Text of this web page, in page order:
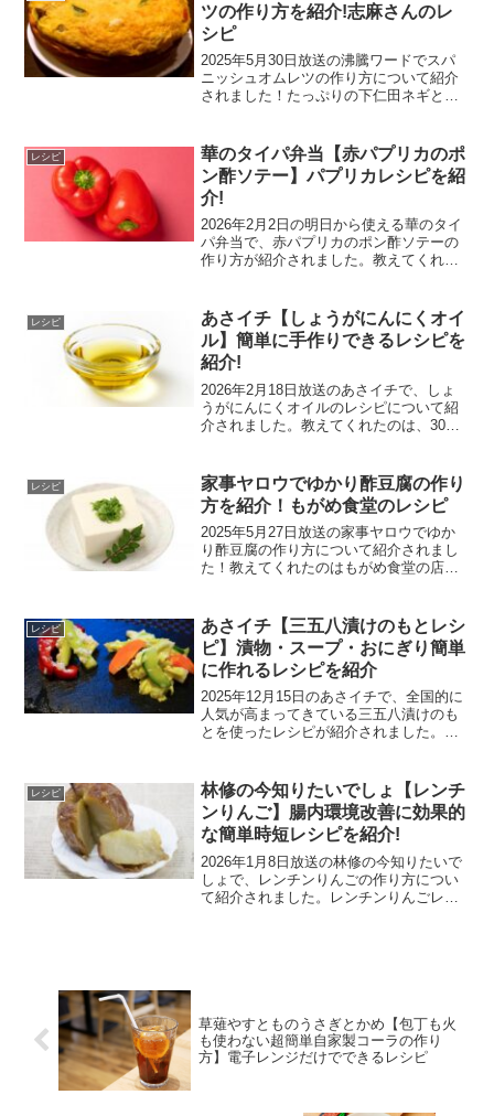
ツの作り方を紹介!志麻さんのレ
シピ
2025年5月30日放送の沸騰ワードでスパ
ニッシュオムレツの作り方について紹介
されました！たっぷりの下仁田ネギとカ
さんです。スパニッシュオムレツのレシ
ピスパニッシュオム...
レシピ
華のタイパ弁当【赤パプリカのポ
ン酢ソテー】パプリカレシピを紹
介!
2026年2月2日の明日から使える華のタイ
パ弁当で、赤パプリカのポン酢ソテーの
作り方が紹介されました。教えてくれた
カのポン酢ソテーの材料赤パプリカ油ポ
ン酢しょうゆ赤パプリ...
レシピ
あさイチ【しょうがにんにくオイ
ル】簡単に手作りできるレシピを
紹介!
2026年2月18日放送のあさイチで、しょ
うがにんにくオイルのレシピについて紹
介されました。教えてくれたのは、30年
ょうがにんにくオイルの材料しょうがに
んにくオリーブオ...
レシピ
家事ヤロウでゆかり酢豆腐の作り
方を紹介！もがめ食堂のレシピ
2025年5月27日放送の家事ヤロウでゆか
り酢豆腐の作り方について紹介されまし
た！教えてくれたのはもがめ食堂の店長
かり酢豆腐の作り方1)豆腐を12等分しま
す。2)ゆかり...
レシピ
あさイチ【三五八漬けのもとレシ
ピ】漬物・スープ・おにぎり簡単
に作れるレシピを紹介
2025年12月15日のあさイチで、全国的に
人気が高まってきている三五八漬けのも
とを使ったレシピが紹介されました。三
漬けの漬物材料はにんじんや大根きゅう
りなど冷蔵庫で...
レシピ
林修の今知りたいでしょ【レンチ
ンりんご】腸内環境改善に効果的
な簡単時短レシピを紹介!
2026年1月8日放送の林修の今知りたいで
しょで、レンチンりんごの作り方につい
て紹介されました。レンチンりんごレン
草薙やすとものうさぎとかめ【包丁も火
も使わない超簡単自家製コーラの作り
方】電子レンジだけでできるレシピ